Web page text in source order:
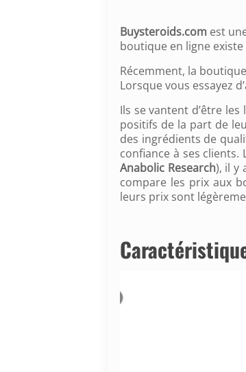
Buysteroids.comest
boutique en ligne
Récemment, la
Lorsque vous essayez
Ils se vantent d’être
positifs de la part de
des ingrédients de
confiance à ses
Anabolic Research), il y
compare les prix aux
leurs prix sont